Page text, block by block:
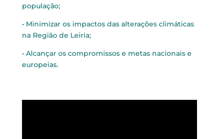
população;
• Minimizar os impactos das alterações climáticas
na Região de Leiria;
• Alcançar os compromissos e metas nacionais e
europeias.